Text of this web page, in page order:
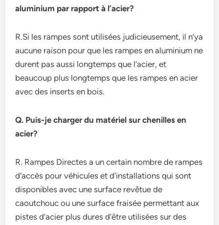
aluminium par rapport à l’acier?
R.Si les rampes sont utilisées judicieusement, il n’ya
aucune raison pour que les rampes en aluminium ne
durent pas aussi longtemps que l’acier, et
beaucoup plus longtemps que les rampes en acier
avec des inserts en bois.
Q. Puis-je charger du matériel sur chenilles en
acier?
R. Rampes Directes a un certain nombre de rampes
d’accès pour véhicules et d’installations qui sont
disponibles avec une surface revêtue de
caoutchouc ou une surface fraisée permettant aux
pistes d’acier plus dures d’être utilisées sur des